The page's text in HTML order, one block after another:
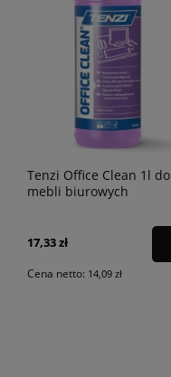
Tenzi Office Clean 1l do
mebli biurowych
17,33 zł
Cena netto: 14,09 zł